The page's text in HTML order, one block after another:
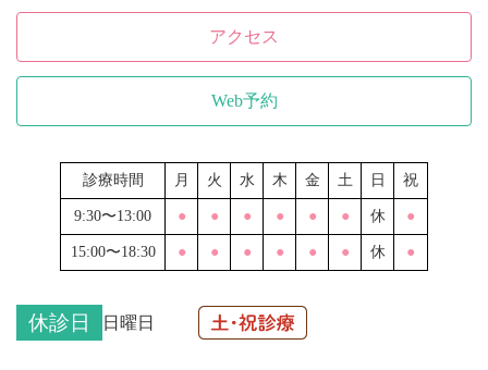
アクセス
Web予約
診療時間 月 火 水 木 金 土 日 祝
9:30〜13:00 ● ● ● ● ● ● 休 ●
15:00〜18:30 ● ● ● ● ● ● 休 ●
休診日 日曜日